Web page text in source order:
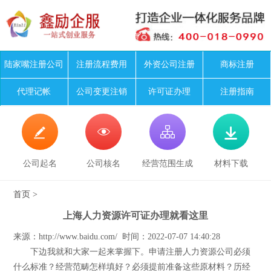
陆家嘴注册公司 注册流程费用 外资公司注册 商标注册
代理记帐 公司变更注销 许可证办理 注册指南

公司起名

公司核名

经营范围生成

材料下载
首页 >
上海人力资源许可证办理就看这里
来源：http://www.baidu.com/ 时间：2022-07-07 14:40:28
下边我就和大家一起来掌握下。申请注册人力资源公司必须
什么标准？经营范畴怎样填好？必须提前准备这些原材料？历经